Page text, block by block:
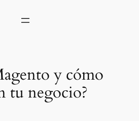
y cómo
tu negocio?